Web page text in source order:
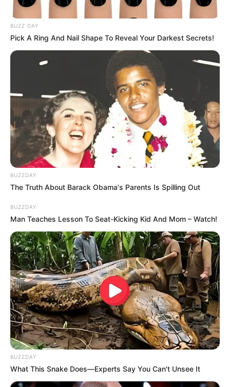
BUZZ DAY
Pick A Ring And Nail Shape To Reveal Your Darkest Secrets!
BUZZDAY
The Truth About Barack Obama's Parents Is Spilling Out
BUZZDAY
Man Teaches Lesson To Seat-Kicking Kid And Mom – Watch!
BUZZDAY
What This Snake Does—Experts Say You Can't Unsee It